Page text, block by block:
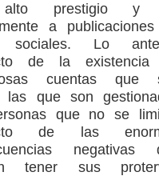
con nuevas pantallas
Colegio El Boldo
Municipalidad de Curicó inició
proceso de vacunación escolar
Se activa Código Azul en Talca
prestigio y
a
sociales. Lo
de la existencia
cuentas que
las que son
que no se
de las
negativas
tener sus